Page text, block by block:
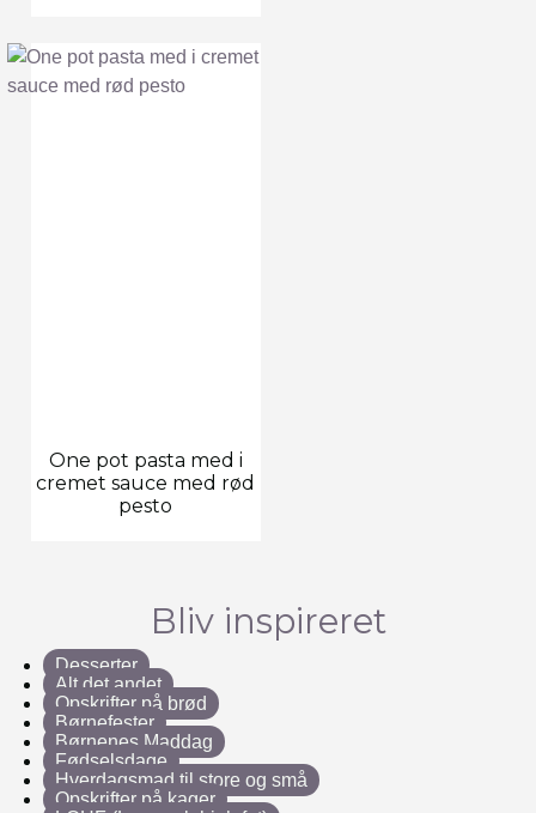
One pot pasta med i
cremet sauce med rød
pesto
Bliv inspireret
Desserter
Alt det andet
Opskrifter på brød
Børnefester
Børnenes Maddag
Fødselsdage
Hverdagsmad til store og små
Opskrifter på kager